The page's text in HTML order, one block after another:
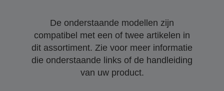
De onderstaande modellen zijn
compatibel met een of twee artikelen in
dit assortiment. Zie voor meer informatie
die onderstaande links of de handleiding
van uw product.